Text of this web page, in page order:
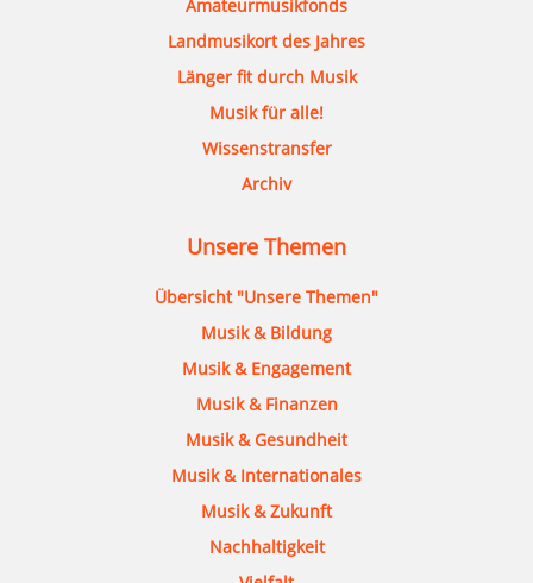
Amateurmusikfonds
Landmusikort des Jahres
Länger fit durch Musik
Musik für alle!
Wissenstransfer
Archiv
Unsere Themen
Übersicht "Unsere Themen"
Musik & Bildung
Musik & Engagement
Musik & Finanzen
Musik & Gesundheit
Musik & Internationales
Musik & Zukunft
Nachhaltigkeit